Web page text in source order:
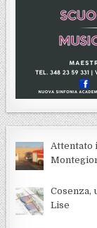
Attentato
Cosenza,
Lise